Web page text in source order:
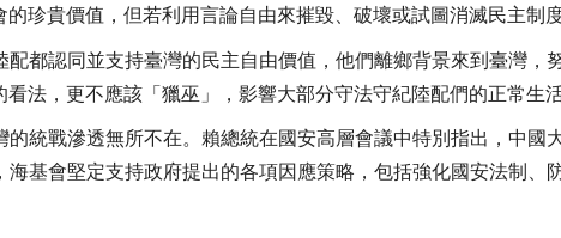
珍貴價值，但若利用言論自由來摧毀、破壞或試圖消滅民主制
都認同並支持臺灣的民主自由價值，他們離鄉背景來到臺灣，
法，更不應該「獵巫」，影響大部分守法守紀陸配們的正常生活
統戰滲透無所不在。賴總統在國安高層會議中特別指出，中國
基會堅定支持政府提出的各項因應策略，包括強化國安法制、